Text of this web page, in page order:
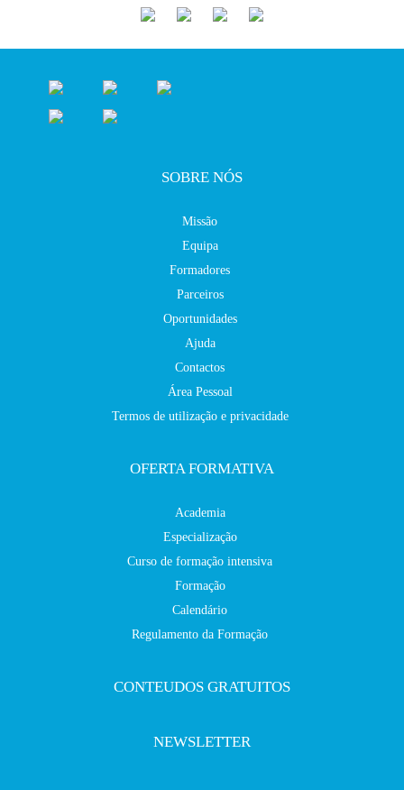
SOBRE NÓS
Missão
Equipa
Formadores
Parceiros
Oportunidades
Ajuda
Contactos
Área Pessoal
Termos de utilização e privacidade
OFERTA FORMATIVA
Academia
Especialização
Curso de formação intensiva
Formação
Calendário
Regulamento da Formação
CONTEUDOS GRATUITOS
NEWSLETTER